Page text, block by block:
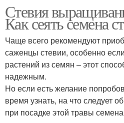
Стевия
Как сеять семена
Чаще всего рекомендуют
саженцы стевии, особенно
растений из семян – этот
надежным.
Но если есть желание
время узнать, на что следует
при посадке этой травы